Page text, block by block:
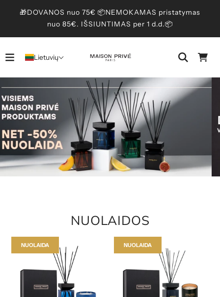
🎁DOVANOS nuo 75€ 📦NEMOKAMAS pristatymas
nuo 85€. IŠSIUNTIMAS per 1 d.d.📦
Lietuvių
NUOLAIDOS
NUOLAIDA NUOLAIDA